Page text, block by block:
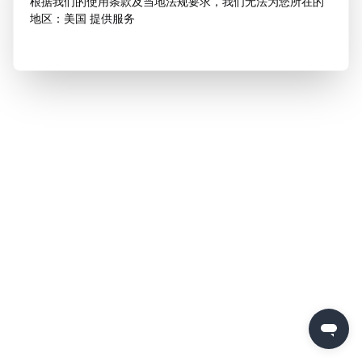
地区：美国 提供服务